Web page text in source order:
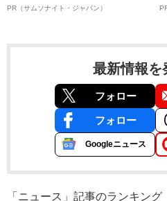
PR（サムソナイト・ジャパン）
最新情報を
フォロー
フォロー
Googleニュース
「ニュース」記事のランキング